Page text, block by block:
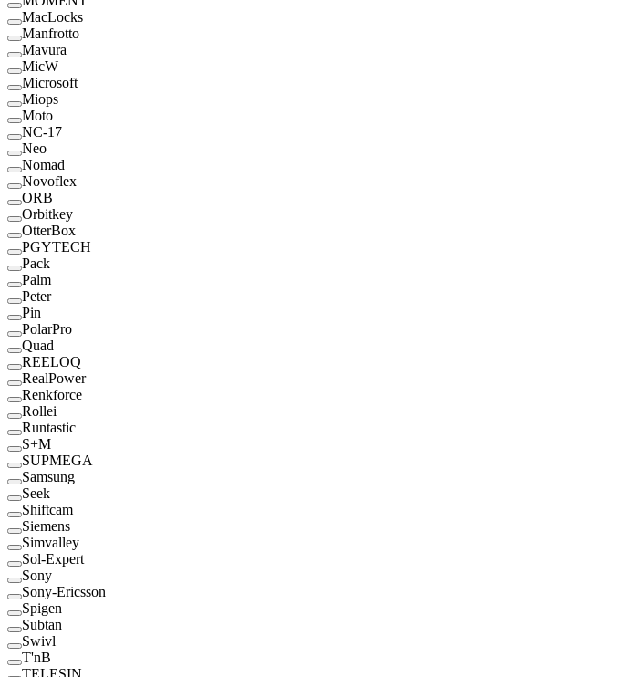
MacLocks
Manfrotto
Mavura
MicW
Microsoft
Miops
Moto
NC-17
Neo
Nomad
Novoflex
ORB
Orbitkey
OtterBox
PGYTECH
Pack
Palm
Peter
Pin
PolarPro
Quad
REELOQ
RealPower
Renkforce
Rollei
Runtastic
S+M
SUPMEGA
Samsung
Seek
Shiftcam
Siemens
Simvalley
Sol-Expert
Sony
Sony-Ericsson
Spigen
Subtan
Swivl
T'nB
TELESIN